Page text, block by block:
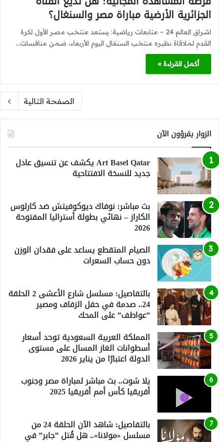
الجزائرية الأرضية مباراة مصر والسنغال؟
اشراق العالم 24 – متابعات رياضية: يستعد منتخب مصر الأول لكرة
القدم لملاقاة نظيره منتخب السنغال اليوم الأربعاء، ضمن منافسات…
أكمل القراءة »
الصفحة التالية
الزوار يقرؤون الآن
Art Basel Qatar يكشف عن تنسيق عادل
جديد للنسخة الافتتاحية
بث مباشر: نوفاك ديوكوفيتش ضد كارلوس
الكاراز – نهائي بطولة أستراليا المفتوحة
2026
الصيام المتقطع يساعد على فقدان الوزن
دون حساب السعرات
بالتفاصيل: مسلسل شارع الأعشى 2 الحلقة
24.. صدمة في حفل الزفاف ومصير
”عواطف” على المحك
المملكة العربية السعودية توحد أسعار
أسطوانات الغاز المسال على مستوى
الدولة اعتبارًا من يناير 2026
يلا شوت.. بث مباشر لمباراة مصر وجنوب
أفريقيا كأس أمم أفريقيا 2025
بالتفاصيل: شاهد الآن الحلقة 24 من
مسلسل «مولانا».. هل قُتل ”جابر” في